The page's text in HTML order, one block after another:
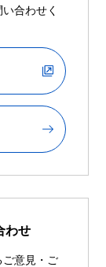
合わせく
わせ
ご意見・ご